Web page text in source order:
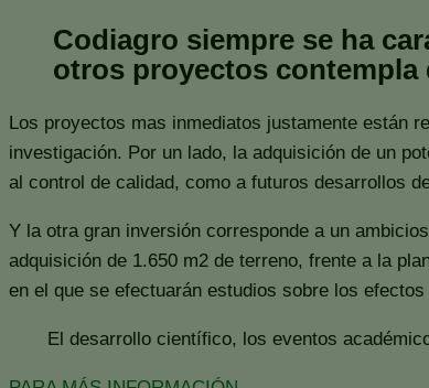
Codiagro siempre se ha
otros proyectos contempla
Los proyectos mas inmediatos justamente están
investigación. Por un lado, la adquisición de un
al control de calidad, como a futuros desarrollos
Y la otra gran inversión corresponde a un
adquisición de 1.650 m2 de terreno, frente a la
en el que se efectuarán estudios sobre los
El desarrollo científico, los eventos